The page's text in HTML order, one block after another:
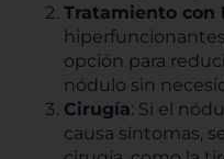
Tratamiento con
opción para
nódulo sin
Cirugía: Si el
causa síntomas,